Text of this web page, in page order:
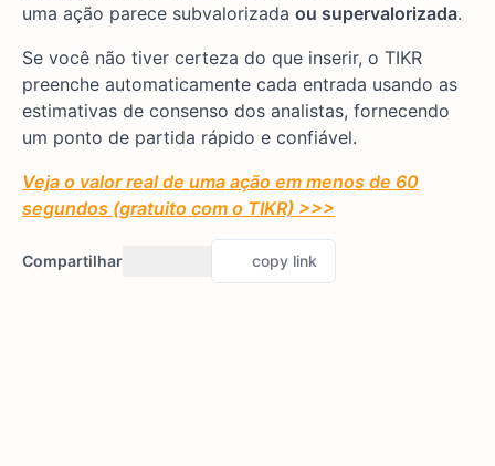
uma ação parece subvalorizada ou supervalorizada.
Se você não tiver certeza do que inserir, o TIKR
preenche automaticamente cada entrada usando as
estimativas de consenso dos analistas, fornecendo
um ponto de partida rápido e confiável.
Veja o valor real de uma ação em menos de 60
segundos (gratuito com o TIKR) >>>
Compartilhar copy link